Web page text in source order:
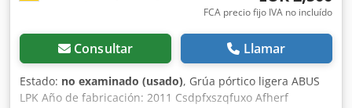
FCA precio fijo IVA no incluído
Consultar Llamar
Estado: no examinado (usado), Grúa pórtico ligera ABUS
LPK Año de fabricación: 2011 Csdpfxszqfuxo Afherf